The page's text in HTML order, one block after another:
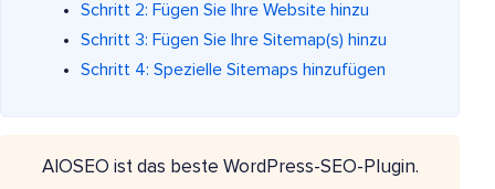
Schritt 2: Fügen Sie Ihre Website hinzu
Schritt 3: Fügen Sie Ihre Sitemap(s) hinzu
Schritt 4: Spezielle Sitemaps hinzufügen
AIOSEO ist das beste WordPress-SEO-Plugin.